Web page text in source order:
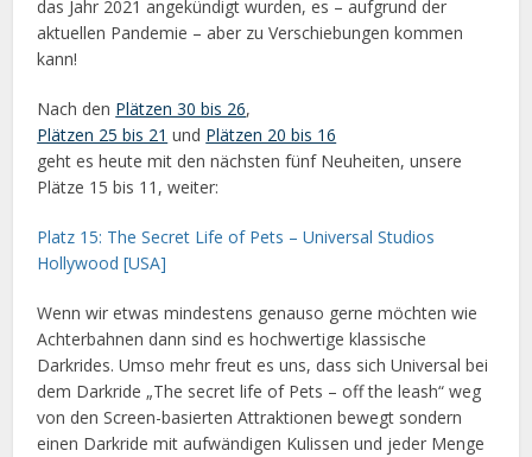
das Jahr 2021 angekündigt wurden, es – aufgrund der
aktuellen Pandemie – aber zu Verschiebungen kommen
kann!
Nach den Plätzen 30 bis 26,
Plätzen 25 bis 21 und Plätzen 20 bis 16
geht es heute mit den nächsten fünf Neuheiten, unsere
Plätze 15 bis 11, weiter:
Platz 15: The Secret Life of Pets – Universal Studios
Hollywood [USA]
Wenn wir etwas mindestens genauso gerne möchten wie
Achterbahnen dann sind es hochwertige klassische
Darkrides. Umso mehr freut es uns, dass sich Universal bei
dem Darkride „The secret life of Pets – off the leash“ weg
von den Screen-basierten Attraktionen bewegt sondern
einen Darkride mit aufwändigen Kulissen und jeder Menge